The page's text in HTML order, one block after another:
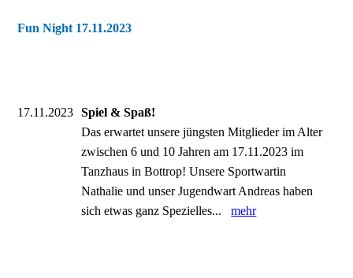
Fun Night 17.11.2023
17.11.2023
Spiel & Spaß!
Das erwartet unsere jüngsten Mitglieder im Alter
zwischen 6 und 10 Jahren am 17.11.2023 im
Tanzhaus in Bottrop! Unsere Sportwartin
Nathalie und unser Jugendwart Andreas haben
sich etwas ganz Spezielles...mehr